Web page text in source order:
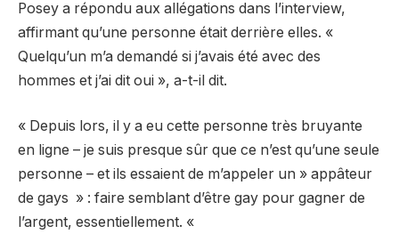
Posey a répondu aux allégations dans l’interview,
affirmant qu’une personne était derrière elles. «
Quelqu’un m’a demandé si j’avais été avec des
hommes et j’ai dit oui », a-t-il dit.
« Depuis lors, il y a eu cette personne très bruyante
en ligne – je suis presque sûr que ce n’est qu’une seule
personne – et ils essaient de m’appeler un » appâteur
de gays » : faire semblant d’être gay pour gagner de
l’argent, essentiellement. «